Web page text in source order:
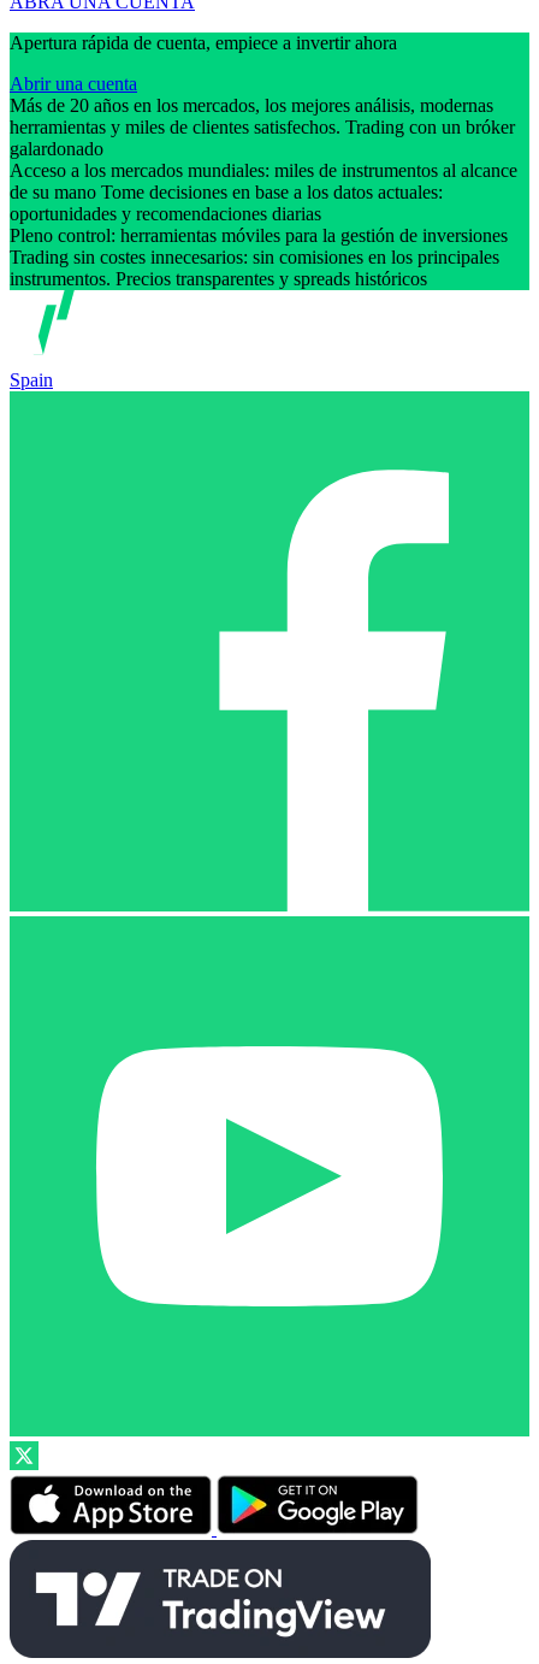
Apertura rápida de cuenta, empiece a invertir ahora
Abrir una cuenta
Más de 20 años en los mercados, los mejores análisis, modernas
herramientas y miles de clientes satisfechos. Trading con un bróker
galardonado
Acceso a los mercados mundiales: miles de instrumentos al alcance
de su mano Tome decisiones en base a los datos actuales:
oportunidades y recomendaciones diarias
Pleno control: herramientas móviles para la gestión de inversiones
Trading sin costes innecesarios: sin comisiones en los principales
instrumentos. Precios transparentes y spreads históricos
Spain